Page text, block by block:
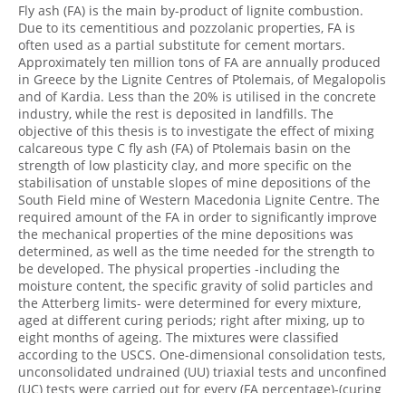
Fly ash (FA) is the main by-product of lignite combustion.
Due to its cementitious and pozzolanic properties, FA is
often used as a partial substitute for cement mortars.
Approximately ten million tons of FA are annually produced
in Greece by the Lignite Centres of Ptolemais, of Megalopolis
and of Kardia. Less than the 20% is utilised in the concrete
industry, while the rest is deposited in landfills. The
objective of this thesis is to investigate the effect of mixing
calcareous type C fly ash (FA) of Ptolemais basin on the
strength of low plasticity clay, and more specific on the
stabilisation of unstable slopes of mine depositions of the
South Field mine of Western Macedonia Lignite Centre. The
required amount of the FA in order to significantly improve
the mechanical properties of the mine depositions was
determined, as well as the time needed for the strength to
be developed. The physical properties -including the
moisture content, the specific gravity of solid particles and
the Atterberg limits- were determined for every mixture,
aged at different curing periods; right after mixing, up to
eight months of ageing. The mixtures were classified
according to the USCS. One-dimensional consolidation tests,
unconsolidated undrained (UU) triaxial tests and unconfined
(UC) tests were carried out for every (FA percentage)-(curing